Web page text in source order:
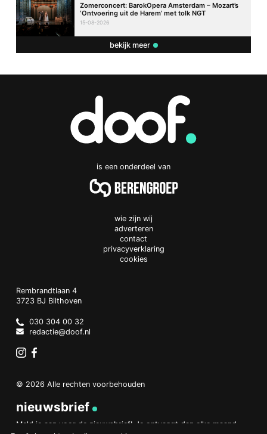
Zomerconcert: BarokOpera Amsterdam – Mozart’s
‘Ontvoering uit de Harem’ met tolk NGT
15-08-2026
bekijk meer
is een onderdeel van
wie zijn wij
adverteren
contact
privacyverklaring
cookies
Doof.nl
work
Rembrandtlaan 4
3723 BJ Bilthoven
Netherlands
030 304 00 32
redactie@doof.nl
© 2026 Alle rechten voorbehouden
nieuwsbrief
Meld je aan voor de nieuwsbrief! Je ontvangt dan elke maand